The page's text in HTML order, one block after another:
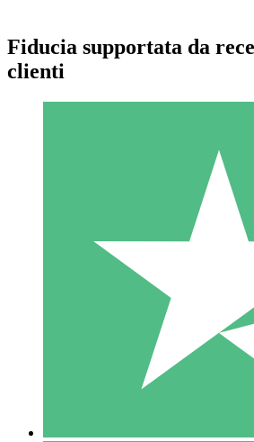
Pacchetti di Crediti
Paga a consumo con crediti di
1 Download
10
Fiducia supportata da
clienti